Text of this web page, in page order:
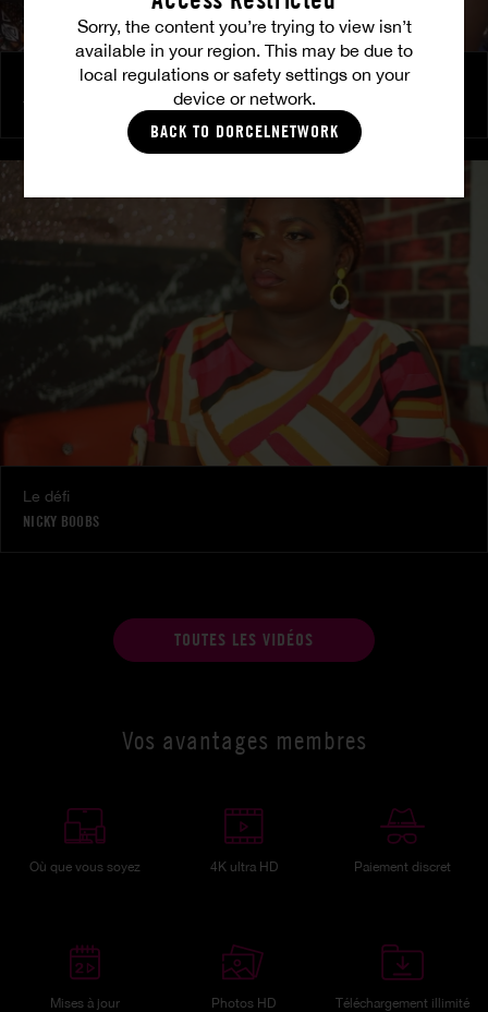
Sorry, the content you’re trying to view isn’t
available in your region. This may be due to
local regulations or safety settings on your
device or network.
BACK TO DORCELNETWORK
Retour aux sources - La nature
TINA
Le défi
NICKY BOOBS
TOUTES LES VIDÉOS
Vos avantages membres
Où que vous soyez 4K ultra HD Paiement discret
Mises à jour
Photos HD Téléchargement illimité